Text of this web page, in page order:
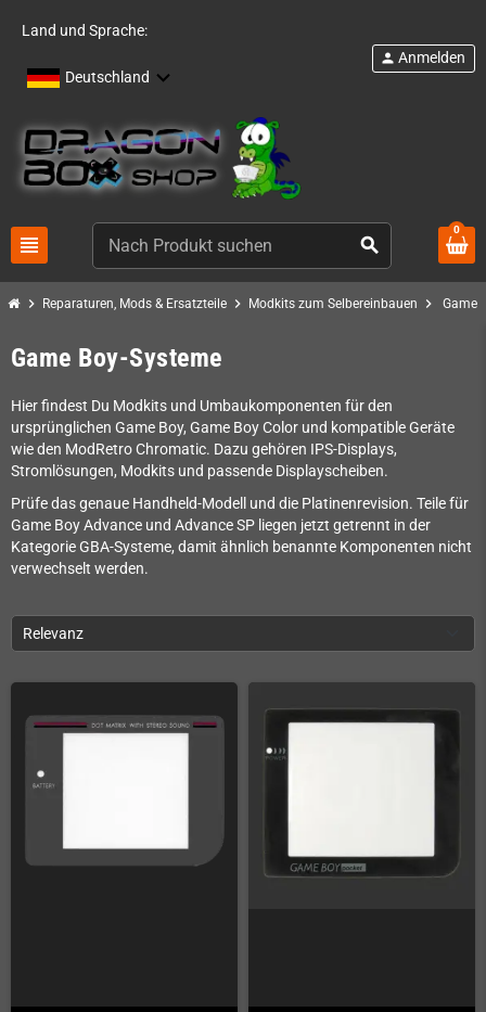
Land und Sprache:
Deutschland
view_headline search
person Anmelden
0
chevron_right Reparaturen, Mods & Ersatzteile chevron_right Modkits zum Selbereinbauen chevron_right Game
Game Boy-Systeme
Hier findest Du Modkits und Umbaukomponenten für den
ursprünglichen Game Boy, Game Boy Color und kompatible Geräte
wie den ModRetro Chromatic. Dazu gehören IPS-Displays,
Stromlösungen, Modkits und passende Displayscheiben.
Prüfe das genaue Handheld-Modell und die Platinenrevision. Teile für
Game Boy Advance und Advance SP liegen jetzt getrennt in der
Kategorie GBA-Systeme, damit ähnlich benannte Komponenten nicht
verwechselt werden.
Relevanz